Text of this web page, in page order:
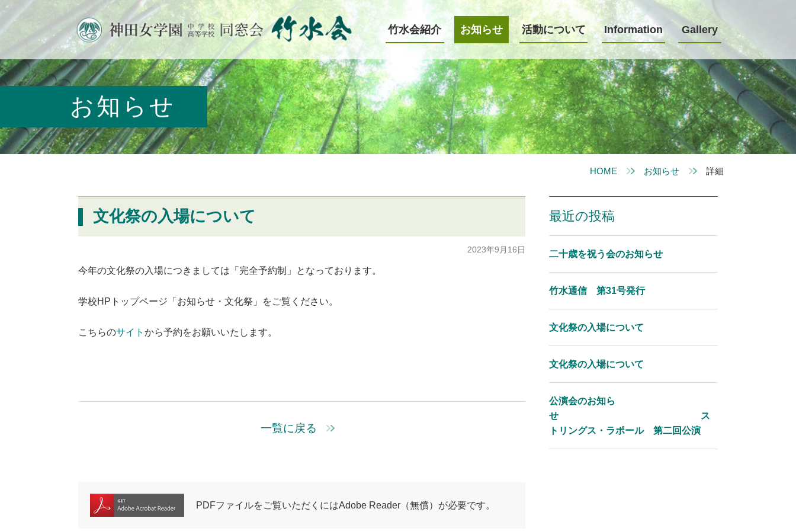
竹水会紹介 お知らせ 活動について Information Gallery
お知らせ
HOME お知らせ 詳細
文化祭の入場について
2023年9月16日
今年の文化祭の入場につきましては「完全予約制」となっております。
学校HPトップページ「お知らせ・文化祭」をご覧ください。
こちらのサイト から予約をお願いいたします。
一覧に戻る
PDFファイルをご覧いただくにはAdobe Reader（無償）が必要です。
最近の投稿
二十歳を祝う会のお知らせ
竹水通信 第31号発行
文化祭の入場について
文化祭の入場について
公演会のお知ら
せ ス
トリングス・ラポール 第二回公演